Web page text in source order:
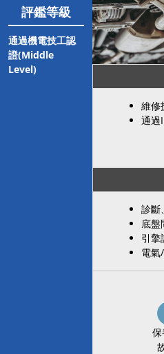
評鑑等級
通過機電技工認
證(Middle
Level)
維修
通過
診斷
底盤
引擎
電氣